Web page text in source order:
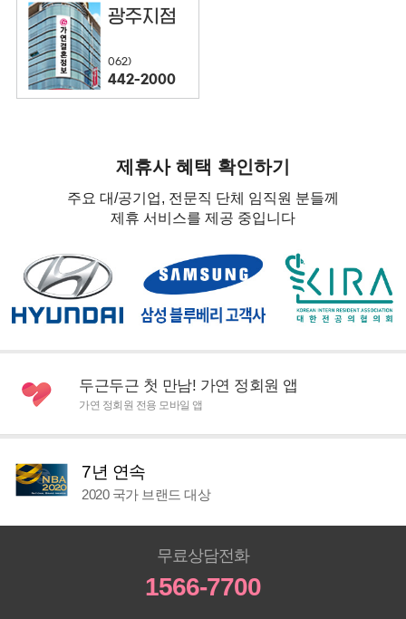
광주지점
062)
442-2000
제휴사 혜택 확인하기
주요 대/공기업, 전문직 단체 임직원 분들께
제휴 서비스를 제공 중입니다
두근두근 첫 만남! 가연 정회원 앱
가연 정회원 전용 모바일 앱
7년 연속
2020 국가 브랜드 대상
무료상담전화
1566-7700